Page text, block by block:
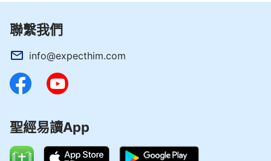
聯繫我們
info@expecthim.com
聖經易讀App